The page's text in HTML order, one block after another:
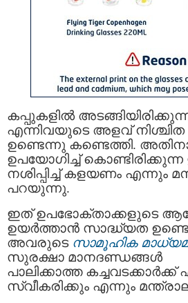
കപ്പുകളിൽ
എന്നിവയുടെ അളവ്
ഉണ്ടെന്നു കണ്ടെത്തി.
ഉപയോഗിച്ച്
നശിപ്പിച്ച് കളയണം എന്നും
പറയുന്നു.
ഇത് ഉപഭോക്താക്കളുടെ
ഉയർത്താൻ സാദ്ധ്യത
അവരുടെ സാമൂഹിക മാധ്യമ
സുരക്ഷാ മാനദണ്ഡങ്ങൾ
പാലിക്കാത്ത
സ്വീകരിക്കും എന്നും